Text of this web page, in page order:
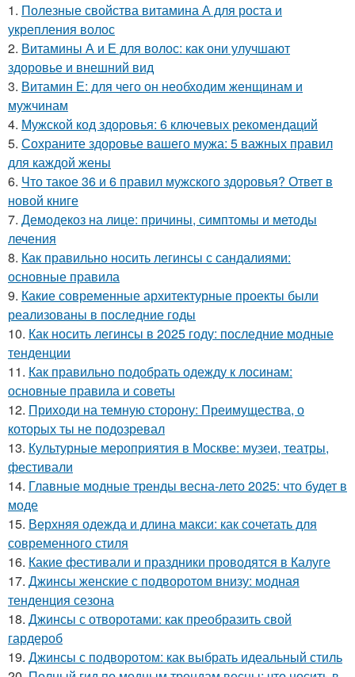
1. Полезные свойства витамина А для роста и
укрепления волос
2. Витамины А и Е для волос: как они улучшают
здоровье и внешний вид
3. Витамин Е: для чего он необходим женщинам и
мужчинам
4. Мужской код здоровья: 6 ключевых рекомендаций
5. Сохраните здоровье вашего мужа: 5 важных правил
для каждой жены
6. Что такое 36 и 6 правил мужского здоровья? Ответ в
новой книге
7. Демодекоз на лице: причины, симптомы и методы
лечения
8. Как правильно носить легинсы с сандалиями:
основные правила
9. Какие современные архитектурные проекты были
реализованы в последние годы
10. Как носить легинсы в 2025 году: последние модные
тенденции
11. Как правильно подобрать одежду к лосинам:
основные правила и советы
12. Приходи на темную сторону: Преимущества, о
которых ты не подозревал
13. Культурные мероприятия в Москве: музеи, театры,
фестивали
14. Главные модные тренды весна-лето 2025: что будет в
моде
15. Верхняя одежда и длина макси: как сочетать для
современного стиля
16. Какие фестивали и праздники проводятся в Калуге
17. Джинсы женские с подворотом внизу: модная
тенденция сезона
18. Джинсы с отворотами: как преобразить свой
гардероб
19. Джинсы с подворотом: как выбрать идеальный стиль